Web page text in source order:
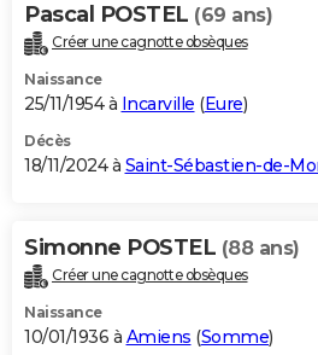
Pascal POSTEL (69 ans)
Créer une cagnotte obsèques
Naissance
25/11/1954 à Incarville (Eure)
Décès
18/11/2024 à Saint-Sébastien-de-
Simonne POSTEL (88 ans)
Créer une cagnotte obsèques
Naissance
10/01/1936 à Amiens (Somme)